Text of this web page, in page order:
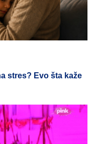
stres? Evo šta kaže